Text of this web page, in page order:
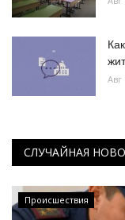
Авг
СЛУЧАЙНАЯ
Происшествия